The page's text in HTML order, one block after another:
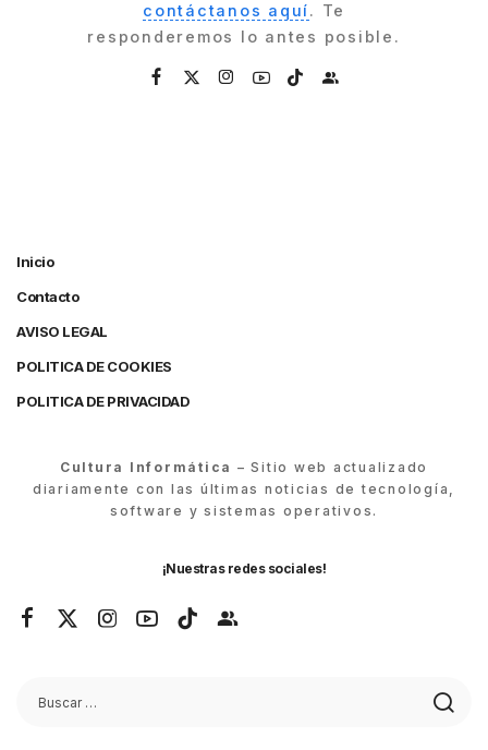
contáctanos aquí. Te
responderemos lo antes posible.
Inicio
Contacto
AVISO LEGAL
POLITICA DE COOKIES
POLITICA DE PRIVACIDAD
Cultura Informática – Sitio web actualizado
diariamente con las últimas noticias de tecnología,
software y sistemas operativos.
¡Nuestras redes sociales!